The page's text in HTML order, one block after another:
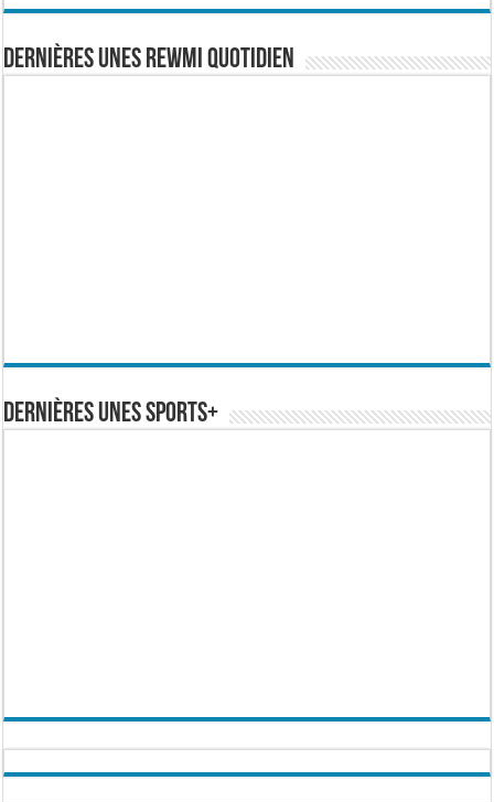
Dernières Unes Rewmi Quotidien
Dernières Unes Sports+